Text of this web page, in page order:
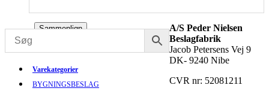
Sammenlign
Varekategorier
BYGNINGSBESLAG
A/S Peder Nielsen
Beslagfabrik
Jacob Petersens Vej 9
DK- 9240 Nibe
CVR nr: 52081211